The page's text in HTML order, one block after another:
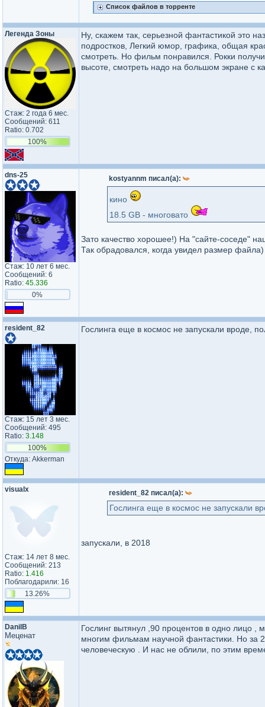
Список файлов в торренте
Легенда Зоны
Стаж: 2 года 6 мес.
Сообщений: 611
Ratio: 0.702
100%
Ну, скажем так, серьезной фантастикой это
подростков, Легкий юмор, графика, общая
смотреть. Но фильм понравился. Рокки
высоте, смотреть надо на большом экране с
dns-25
Стаж: 10 лет 6 мес.
Сообщений: 6
Ratio: 45.336
0%
kostyannm писал(а):
кино
18.5 GB - многовато
Зато качество хорошее!) На "сайте-соседе"
Так обрадовался, когда увидел размер
resident_82
Стаж: 15 лет 3 мес.
Сообщений: 495
Ratio: 3.148
100%
Откуда: Akkerman
Гослинга еще в космос не запускали вроде,
visualx
Стаж: 14 лет 8 мес.
Сообщений: 213
Ratio: 1.416
Поблагодарили: 16
13.26%
resident_82 писал(а):
Гослинга еще в космос не запускали
запускали, в 2018
DanilB
Меценат
Гослинг вытянул ,90 процентов в одно лицо ,
многим фильмам научной фантастики. Но за
человеческую . И нас не облили, по этим